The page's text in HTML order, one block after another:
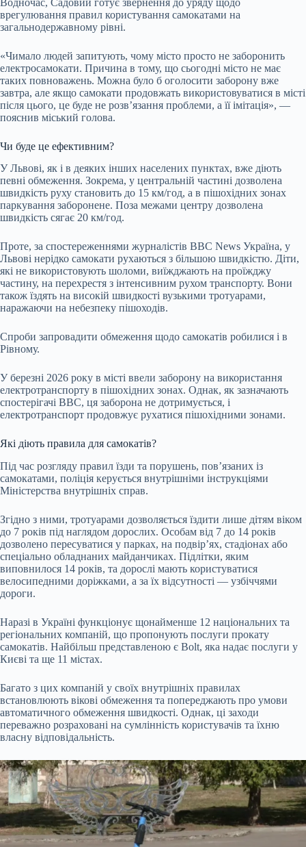
врегулювання правил користування самокатами на
загальнодержавному рівні.
«Чимало людей запитують, чому місто просто не заборонить
електросамокати. Причина в тому, що сьогодні місто не має
таких повноважень. Можна було б оголосити заборону вже
завтра, але якщо самокати продовжать використовуватися в місті
після цього, це буде не розв’язання проблеми, а її імітація», —
пояснив міський голова.
Чи буде це ефективним?
У Львові, як і в деяких інших населених пунктах, вже діють
певні обмеження. Зокрема, у центральній частині дозволена
швидкість руху становить до 15 км/год, а в пішохідних зонах
паркування заборонене. Поза межами центру дозволена
швидкість сягає 20 км/год.
Проте, за спостереженнями журналістів ВВС News Україна, у
Львові нерідко самокати рухаються з більшою швидкістю. Діти,
які не використовують шоломи, виїжджають на проїжджу
частину, на перехрестя з інтенсивним рухом транспорту. Вони
також їздять на високій швидкості вузькими тротуарами,
наражаючи на небезпеку пішоходів.
Спроби запровадити обмеження щодо самокатів робилися і в
Рівному.
У березні 2026 року в місті ввели заборону на використання
електротранспорту в пішохідних зонах. Однак, як зазначають
спостерігачі ВВС, ця заборона не дотримується, і
електротранспорт продовжує рухатися пішохідними зонами.
Які діють правила для самокатів?
Під час розгляду правил їзди та порушень, пов’язаних із
самокатами, поліція керується внутрішніми інструкціями
Міністерства внутрішніх справ.
Згідно з ними, тротуарами дозволяється їздити лише дітям віком
до 7 років під наглядом дорослих. Особам від 7 до 14 років
дозволено пересуватися у парках, на подвір’ях, стадіонах або
спеціально обладнаних майданчиках. Підлітки, яким
виповнилося 14 років, та дорослі мають користуватися
велосипедними доріжками, а за їх відсутності — узбіччями
дороги.
Наразі в Україні функціонує щонайменше 12 національних та
регіональних компаній, що пропонують послуги прокату
самокатів. Найбільш представленою є Bolt, яка надає послуги у
Києві та ще 11 містах.
Багато з цих компаній у своїх внутрішніх правилах
встановлюють вікові обмеження та попереджають про умови
автоматичного обмеження швидкості. Однак, ці заходи
переважно розраховані на сумлінність користувачів та їхню
власну відповідальність.